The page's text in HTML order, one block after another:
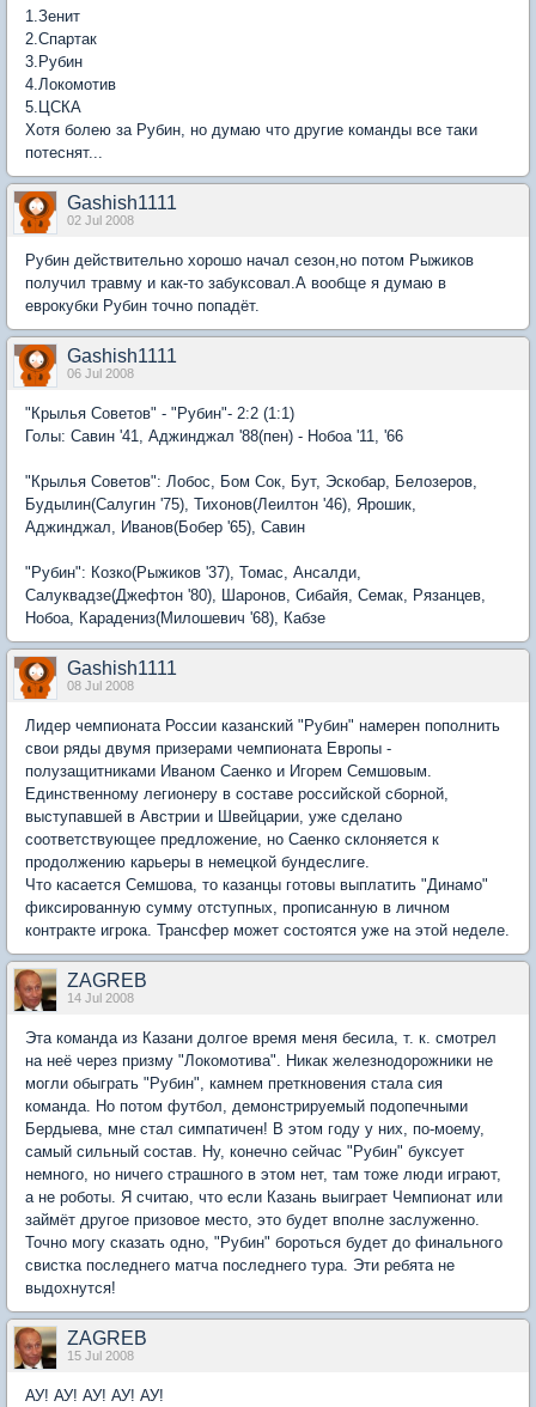
1.Зенит
2.Спартак
3.Рубин
4.Локомотив
5.ЦСКА
Хотя болею за Рубин, но думаю что другие команды все таки
потеснят...
Gashish1111
02 Jul 2008
Рубин действительно хорошо начал сезон,но потом Рыжиков
получил травму и как-то забуксовал.А вообще я думаю в
еврокубки Рубин точно попадёт.
Gashish1111
06 Jul 2008
"Крылья Советов" - "Рубин"- 2:2 (1:1)
Голы: Савин '41, Аджинджал '88(пен) - Нобоа '11, '66
"Крылья Советов": Лобос, Бом Сок, Бут, Эскобар, Белозеров,
Будылин(Салугин '75), Тихонов(Леилтон '46), Ярошик,
Аджинджал, Иванов(Бобер '65), Савин
"Рубин": Козко(Рыжиков '37), Томас, Ансалди,
Салуквадзе(Джефтон '80), Шаронов, Сибайя, Семак, Рязанцев,
Нобоа, Карадениз(Милошевич '68), Кабзе
Gashish1111
08 Jul 2008
Лидер чемпионата России казанский "Рубин" намерен пополнить
свои ряды двумя призерами чемпионата Европы -
полузащитниками Иваном Саенко и Игорем Семшовым.
Единственному легионеру в составе российской сборной,
выступавшей в Австрии и Швейцарии, уже сделано
соответствующее предложение, но Саенко склоняется к
продолжению карьеры в немецкой бундеслиге.
Что касается Семшова, то казанцы готовы выплатить "Динамо"
фиксированную сумму отступных, прописанную в личном
контракте игрока. Трансфер может состоятся уже на этой неделе.
ZAGREB
14 Jul 2008
Эта команда из Казани долгое время меня бесила, т. к. смотрел
на неё через призму "Локомотива". Никак железнодорожники не
могли обыграть "Рубин", камнем преткновения стала сия
команда. Но потом футбол, демонстрируемый подопечными
Бердыева, мне стал симпатичен! В этом году у них, по-моему,
самый сильный состав. Ну, конечно сейчас "Рубин" буксует
немного, но ничего страшного в этом нет, там тоже люди играют,
а не роботы. Я считаю, что если Казань выиграет Чемпионат или
займёт другое призовое место, это будет вполне заслуженно.
Точно могу сказать одно, "Рубин" бороться будет до финального
свистка последнего матча последнего тура. Эти ребята не
выдохнутся!
ZAGREB
15 Jul 2008
АУ! АУ! АУ! АУ! АУ!